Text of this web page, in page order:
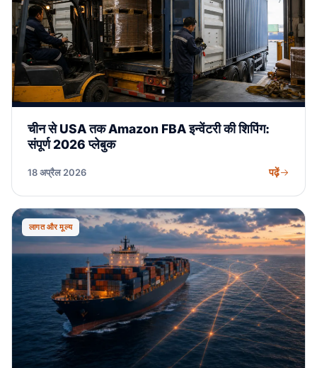
चीन से USA तक Amazon FBA इन्वेंटरी की शिपिंग:
संपूर्ण 2026 प्लेबुक
18 अप्रैल 2026 पढ़ें
लागत और मूल्य